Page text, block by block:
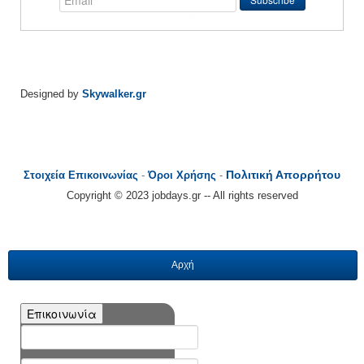
Designed by Skywalker.gr
Στοιχεία Επικοινωνίας -Όροι Χρήσης - Πολιτική Απορρήτου
Copyright © 2023 jobdays.gr -- All rights reserved
Αρχή